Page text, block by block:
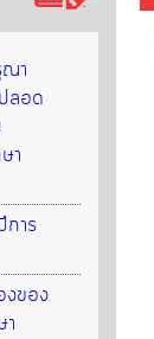
ณา
ลอด
า
การ
งของ